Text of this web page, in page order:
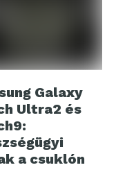
Galaxy
Ultra2 és
a csuklón